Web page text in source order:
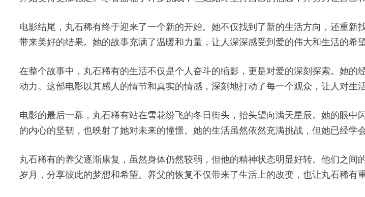
电影结尾，丸石稀有终于迎来了一个新的开始。她不仅找到了新的生活方向，还重
带来美好的结果。她的故事充满了温暖和力量，让人深深感受到爱的伟大和生活的希望
在整个故事中，丸石稀有的生活不仅是个人奋斗的缩影，更是对爱的深刻探索。她
动力。这部电影以其感人的情节和真实的情感，深刻地打动了每一个观众，让人对生
电影的最后一幕，丸石稀有站在雪花纷飞的冬日街头，抬头望向满天星辰。她的眼
的内心的坚韧，也映射了她对未来的憧憬。她的生活虽然依然充满挑战，但她已经学
丸石稀有的养父逐渐康复，虽然身体仍然较弱，但他的精神状态明显好转。他们之
岁月，分享彼此的梦想和希望。养父的恢复不仅带来了生活上的改变，也让丸石稀有